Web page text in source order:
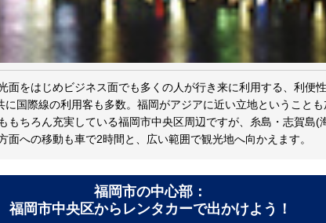
面をはじめビジネス面でも多くの人が行き来に利用する、利
国際線の利用客も多数。福岡がアジアに近い立地ということ
ちろん充実している福岡市中央区周辺ですが、糸島・志賀島
への移動も車で2時間と、広い範囲で観光地へ向かえます。
福岡市の中心部：
福岡市中央区からレンタカーで出かけよう！